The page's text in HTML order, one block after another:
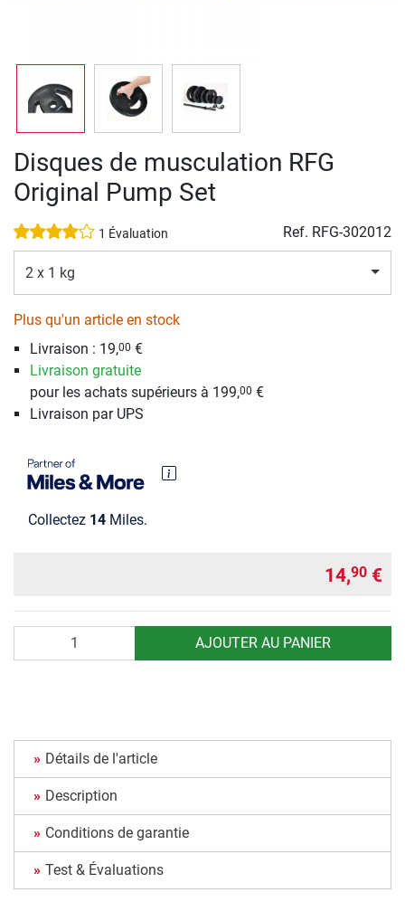
Disques de musculation RFG
Original Pump Set
1 Évaluation Ref. RFG-302012
2 x 1 kg
Plus qu'un article en stock
Livraison : 19,00 €
Livraison gratuite
pour les achats supérieurs à 199,00 €
Livraison par UPS
Collectez 14 Miles.
14,90 €
AJOUTER AU PANIER
Détails de l'article
Description
Conditions de garantie
Test & Évaluations